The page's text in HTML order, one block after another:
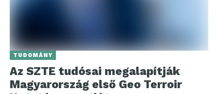
TUDOMÁNY
Az SZTE tudósai megalapítják
Magyarország első Geo Terroir